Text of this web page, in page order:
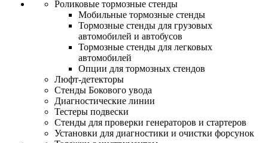
Роликовые тормозные стенды
Мобильные тормозные стенды
Тормозные стенды для грузовых
автомобилей и автобусов
Тормозные стенды для легковых
автомобилей
Опции для тормозных стендов
Люфт-детекторы
Стенды Бокового увода
Диагностические линии
Тестеры подвески
Стенды для проверки генераторов и стартеров
Установки для диагностики и очистки форсунок